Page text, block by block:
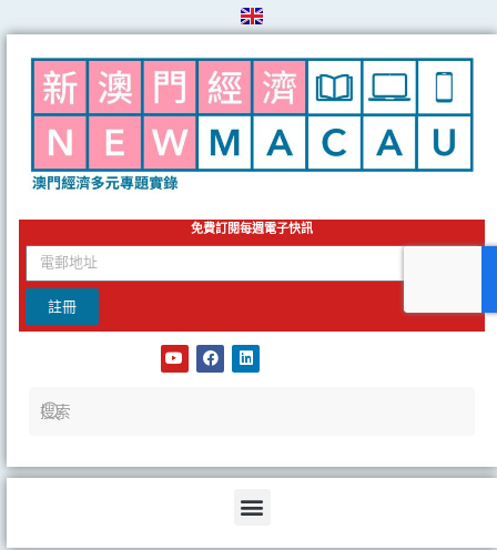
to
content
免費訂閱每週電子快訊
email
註冊
Y
o
F
a
L
i
Menu